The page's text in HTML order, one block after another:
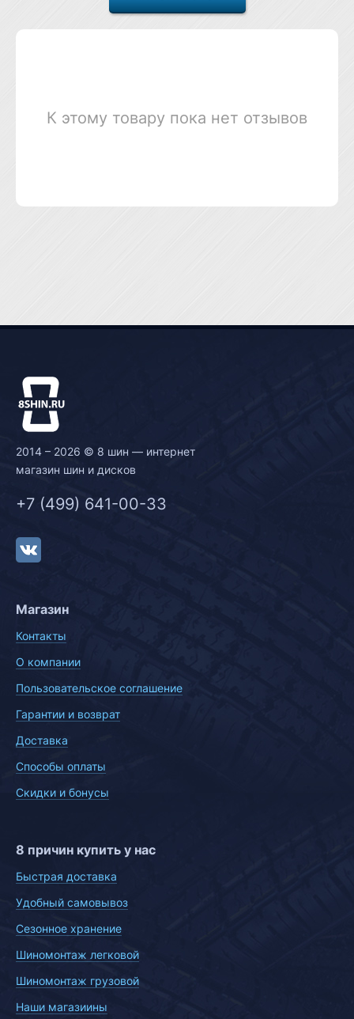
К этому товару пока нет отзывов
2014 – 2026 © 8 шин — интернет
магазин шин и дисков
+7 (499) 641-00-33
Магазин
Контакты
О компании
Пользовательское соглашение
Гарантии и возврат
Доставка
Способы оплаты
Скидки и бонусы
8 причин купить у нас
Быстрая доставка
Удобный самовывоз
Сезонное хранение
Шиномонтаж легковой
Шиномонтаж грузовой
Наши магазиины